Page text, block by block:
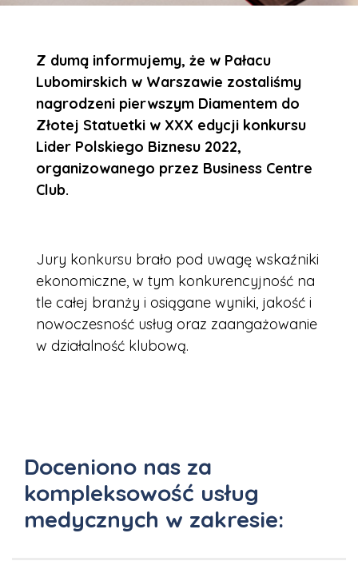
Z dumą informujemy, że w Pałacu
Lubomirskich w Warszawie zostaliśmy
nagrodzeni pierwszym Diamentem do
Złotej Statuetki w XXX edycji konkursu
Lider Polskiego Biznesu 2022,
organizowanego przez Business Centre
Club.
Jury konkursu brało pod uwagę wskaźniki
ekonomiczne, w tym konkurencyjność na
tle całej branży i osiągane wyniki, jakość i
nowoczesność usług oraz zaangażowanie
w działalność klubową.
Doceniono nas za
kompleksowość usług
medycznych w zakresie: